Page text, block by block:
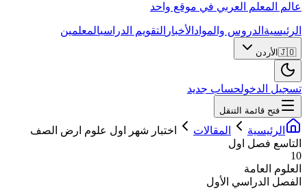
عالم المعلم العربي في موقع واحد
الرئيسية الدروس والمواد الأخبار التقويم الدراسيالمعلمين
🇯🇴 الأردن
تسجيل الدخولحساب جديد
فتح قائمة التنقل
الرئيسية المقالات
اختبار شهر اول علوم ارض الصف
التاسع فصل اول
10
العلوم العامة
الفصل الدراسي الأول